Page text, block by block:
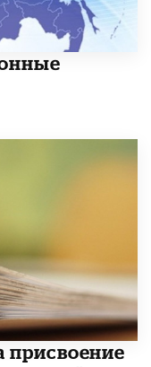
присвоение